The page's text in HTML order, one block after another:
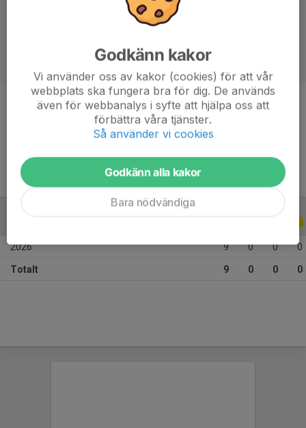
Position
-
12 år
2026 9 0 0 0
Totalt 9 0 0 0
Godkänn kakor
Vi använder oss av kakor (cookies) för att vår
webbplats ska fungera bra för dig. De används
även för webbanalys i syfte att hjälpa oss att
förbättra våra tjänster.
Så använder vi cookies
Godkänn alla kakor
Bara nödvändiga